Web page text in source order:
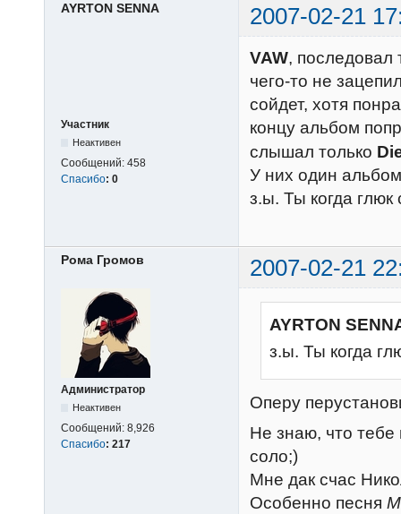
AYRTON SENNA 2007-02-21
Участник
Неактивен
Сообщений: 458
Спасибо: 0
VAW, последовал
чего-то не
сойдет, хотя
концу альбом
слышал только
У них один
з.ы. Ты когда
Рома Громов 2007-02-21
Администратор
Неактивен
Сообщений: 8,926
Спасибо: 217
AYRTON
з.ы. Ты когда
Оперу
Не знаю, что тебе
соло;)
Мне дак счас
Особенно песня